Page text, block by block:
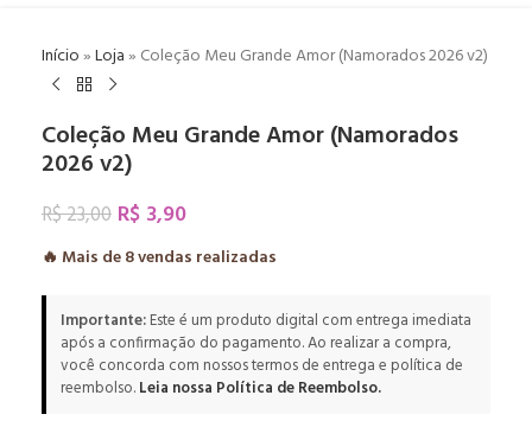
Início»Loja» Coleção Meu Grande Amor (Namorados 2026 v2)
Coleção Meu Grande Amor (Namorados
2026 v2)
R$23,00 R$ 3,90
🔥 Mais de8vendas realizadas
Importante:Este é um produto digital com entrega imediata
após a confirmação do pagamento. Ao realizar a compra,
você concorda com nossos termos de entrega e política de
reembolso.Leia nossa Política de Reembolso.